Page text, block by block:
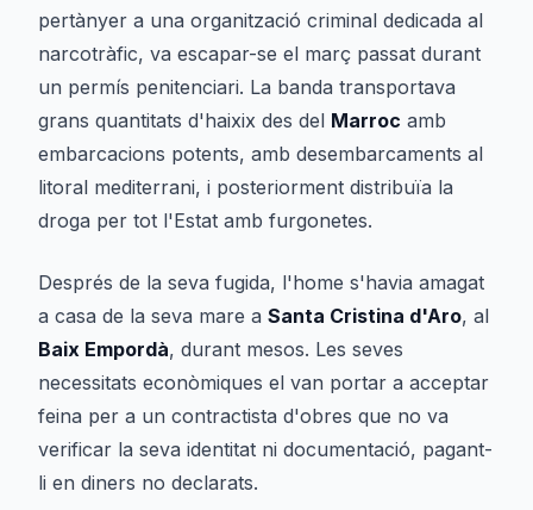
pertànyer a una organització criminal dedicada al
narcotràfic, va escapar-se el març passat durant
un permís penitenciari. La banda transportava
grans quantitats d'haixix des del Marroc amb
embarcacions potents, amb desembarcaments al
litoral mediterrani, i posteriorment distribuïa la
droga per tot l'Estat amb furgonetes.
Després de la seva fugida, l'home s'havia amagat
a casa de la seva mare a Santa Cristina d'Aro, al
Baix Empordà, durant mesos. Les seves
necessitats econòmiques el van portar a acceptar
feina per a un contractista d'obres que no va
verificar la seva identitat ni documentació, pagant-
li en diners no declarats.